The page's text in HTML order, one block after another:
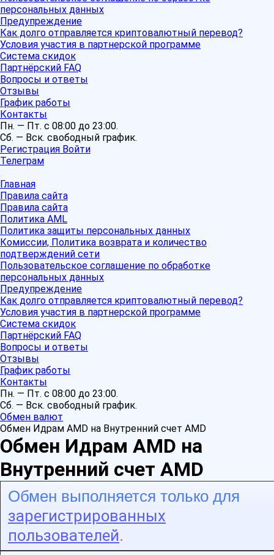
персональных данных
Предупреждение
Как долго отправляется криптовалютный перевод?
Условия участия в партнерской программе
Система скидок
Партнёрский FAQ
Вопросы и ответы
Отзывы
График работы
Контакты
Пн. — Пт. с 08:00 до 23:00.
Сб. — Вск. свободный график.
Регистрация Войти
Телеграм
Главная
Правила сайта
Правила сайта
Политика AML
Политика защиты персональных данных
Комиссии, Политика возврата и количество
подтверждений сети
Пользовательское соглашение по обработке
персональных данных
Предупреждение
Как долго отправляется криптовалютный перевод?
Условия участия в партнерской программе
Система скидок
Партнёрский FAQ
Вопросы и ответы
Отзывы
График работы
Контакты
Пн. — Пт. с 08:00 до 23:00.
Сб. — Вск. свободный график.
Обмен валют
Обмен Идрам AMD на Внутренний счет AMD
Обмен Идрам AMD на
Внутренний счет AMD
Обмен выполняется только для
зарегистрированных
пользователей.